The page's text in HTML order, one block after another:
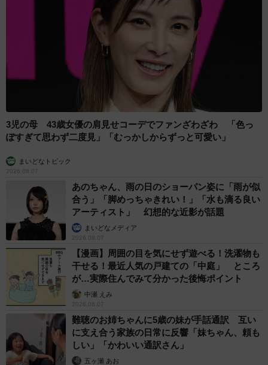
3児の母 43歳女優の肩見せコーデでファンざわざわ 「色っ
ぽすぎて思わず二度見」「むっかしからずっと可愛い」
まいどなトピック
2026.08.07
あのちゃん、雨の日のショーパン姿に「雨が似
合う」「脚めっちゃきれい！」「水も滴る良い
アーティスト」 幻想的な近影が話題
まいどなメディア
2026.08.07
【漫画】周囲の目を気にせず遊べる！洗濯物も
干せる！最近人気の戸建ての「中庭」 ところ
が…実際住んでみて分かった後悔ポイント
中瀬 えみ
2026.08.07
難聴のお姉ちゃんに5歳の妹が手話通訳 互い
に支え合う家族の日常に反響「妹ちゃん、頼も
しい」「かわいい通訳さん」
五ヶ瀬 あお